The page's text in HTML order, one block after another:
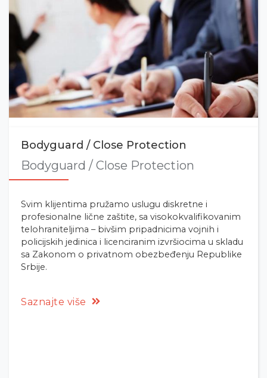
Bodyguard / Close Protection
Bodyguard / Close Protection
Svim klijentima pružamo uslugu diskretne i
profesionalne lične zaštite, sa visokokvalifikovanim
telohraniteljima – bivšim pripadnicima vojnih i
policijskih jedinica i licenciranim izvršiocima u skladu
sa Zakonom o privatnom obezbeđenju Republike
Srbije.
Saznajte više